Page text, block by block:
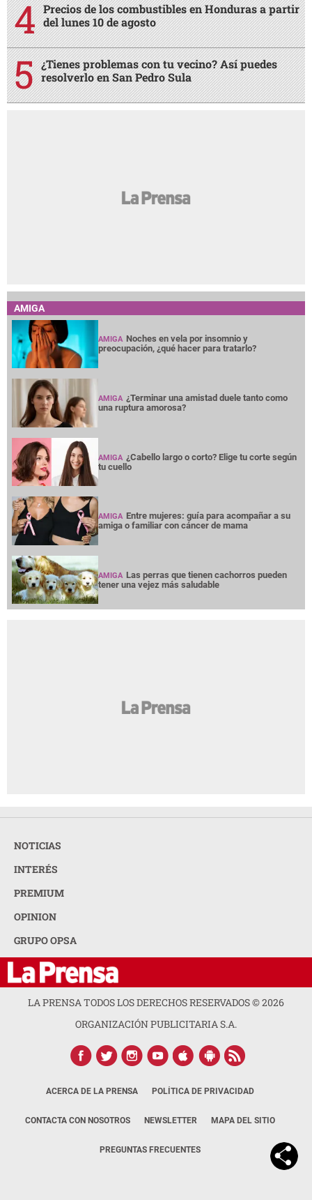
Precios de los combustibles en Honduras a partir
del lunes 10 de agosto
¿Tienes problemas con tu vecino? Así puedes
resolverlo en San Pedro Sula
AMIGA
AMIGA Noches en vela por insomnio y
preocupación, ¿qué hacer para tratarlo?
AMIGA ¿Terminar una amistad duele tanto como
una ruptura amorosa?
AMIGA ¿Cabello largo o corto? Elige tu corte según
tu cuello
AMIGA Entre mujeres: guía para acompañar a su
amiga o familiar con cáncer de mama
AMIGA Las perras que tienen cachorros pueden
tener una vejez más saludable
NOTICIAS
INTERÉS
PREMIUM
OPINION
GRUPO OPSA
LA PRENSA TODOS LOS DERECHOS RESERVADOS ©2026
ORGANIZACIÓN PUBLICITARIA S.A.
ACERCA DE LA PRENSA POLÍTICA DE PRIVACIDAD
CONTACTA CON NOSOTROS NEWSLETTER MAPA DEL SITIO
PREGUNTAS FRECUENTES